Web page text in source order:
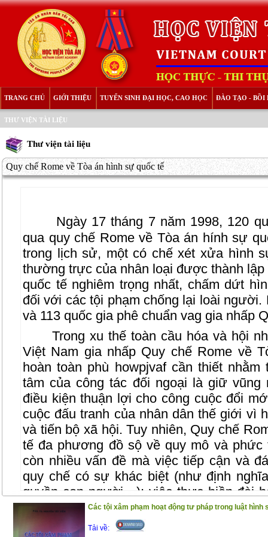
TRANG CHỦ GIỚI THIỆU TUYỂN SINH ĐẠI HỌC, CAO HỌC ĐÀO TẠO - BỒI
THƯ VIỆN TÀI LIỆU
Thư viện tài liệu
Quy chế Rome về Tòa án hình sự quốc tế
Ngày 17 tháng 7 năm 1998, 120
qua quy chế Rome về Tòa án hính sự
trong lịch sử, một có chế xét xửa hình
thường trực của nhân loại được thành
quốc tế nghiêm trọng nhất, chấm dứt
đối với các tội phạm chống lại loài người.
và 113 quốc gia phê chuẩn vag gia nhấp
Trong xu thế toàn cầu hóa và hội
Việt Nam gia nhấp Quy chế Rome về
hoàn toàn phù howpjvaf cần thiết
tâm của công tác đối ngoại là giữ
điều kiện thuận lợi cho công cuộc đổi
cuộc đấu tranh của nhân dân thế giới vì
và tiến bộ xã hội. Tuy nhiên, Quy chế
tế đa phương đồ sộ về quy mô và phức
còn nhiều vấn đề mà việc tiếp cận và
quy chế có sự khác biệt (như định
quyền con người…); việc thực hiền đòi
đối khắt khe, có thể ảnh hưởng tới
đặc biệt đòi hỏi phải sửa đổi, bổ sung
Các tội xâm phạm hoạt động tư pháp trong luật hình
Tải về: